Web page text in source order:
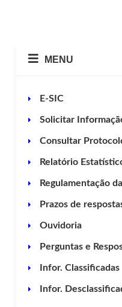
MENU
E-SIC
Solicitar
Consultar
Relatório
Regulamentação
Prazos de
Ouvidoria
Perguntas e
Infor. Classificadas
Infor.